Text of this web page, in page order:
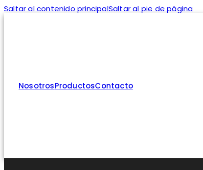
Saltar al contenido principalSaltar al pie de página
NosotrosProductosContacto